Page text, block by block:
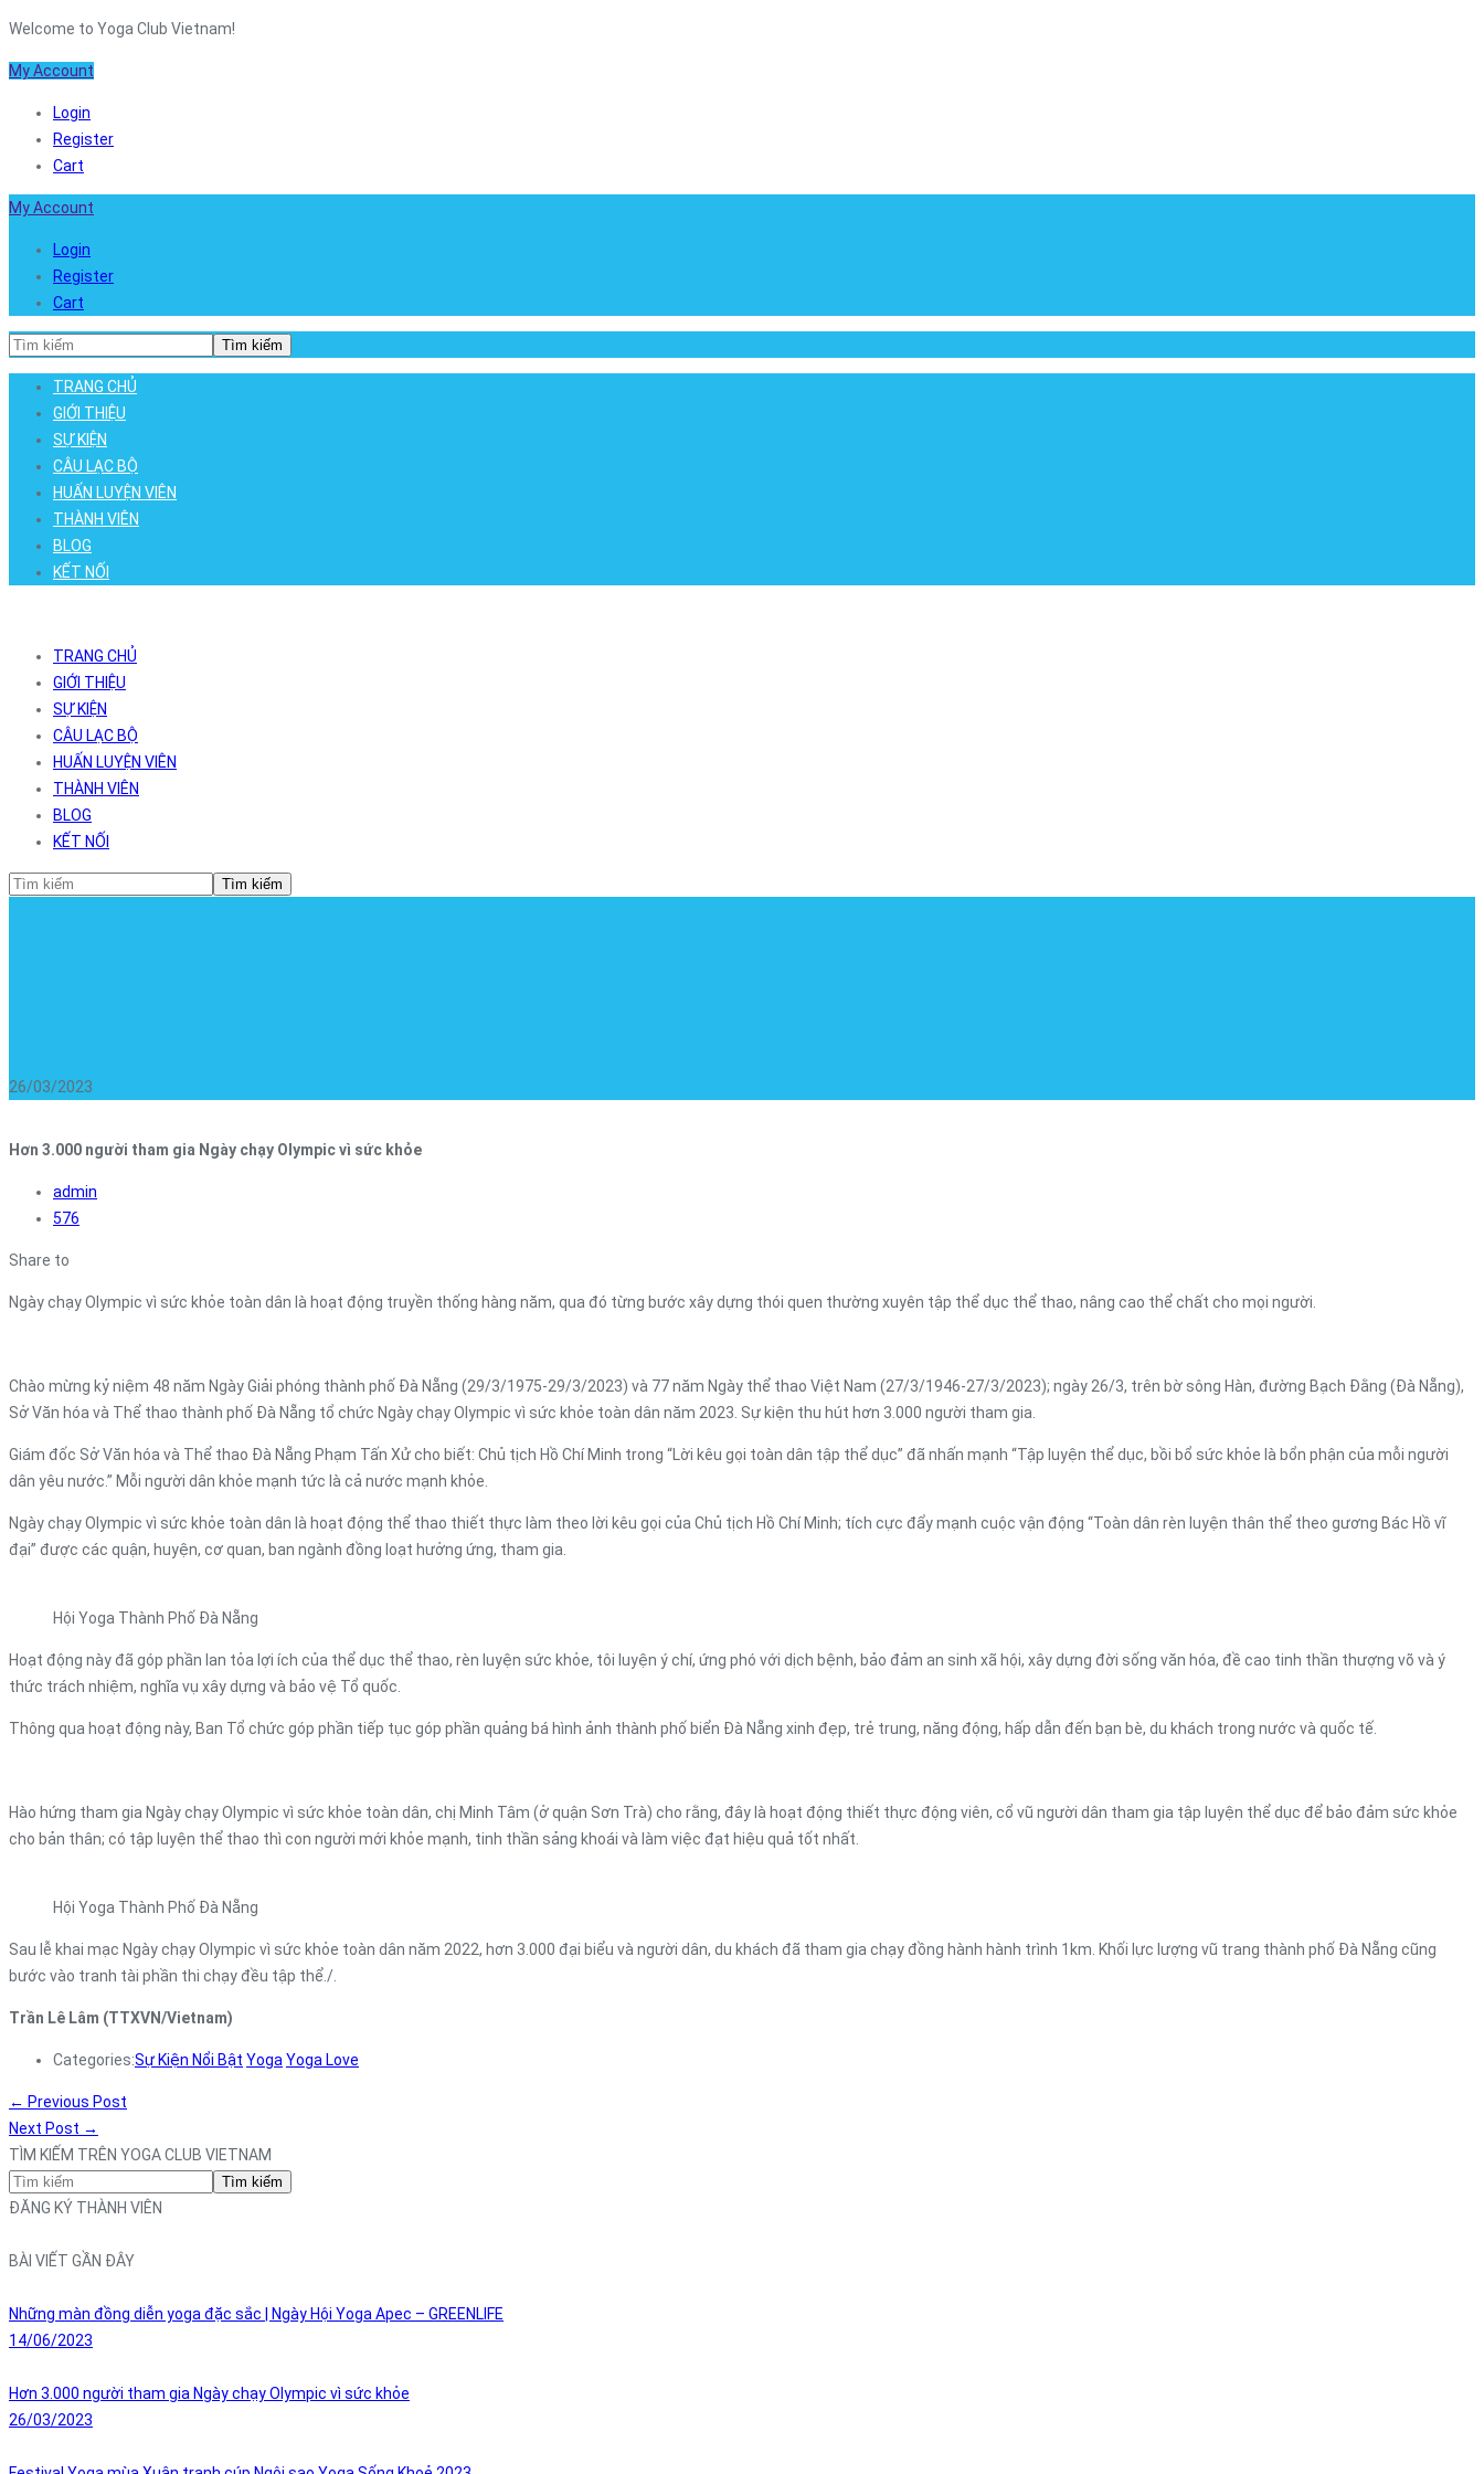
Welcome to Yoga Club Vietnam!
My Account
Login
Register
Cart
My Account
Login
Register
Cart
Tìm kiếm
TRANG CHỦ
GIỚI THIỆU
SỰ KIỆN
CÂU LẠC BỘ
HUẤN LUYỆN VIÊN
THÀNH VIÊN
BLOG
KẾT NỐI
TRANG CHỦ
GIỚI THIỆU
SỰ KIỆN
CÂU LẠC BỘ
HUẤN LUYỆN VIÊN
THÀNH VIÊN
BLOG
KẾT NỐI
Tìm kiếm
26/03/2023
Hơn 3.000 người tham gia Ngày chạy Olympic vì sức khỏe
admin
576
Share to
Ngày chạy Olympic vì sức khỏe toàn dân là hoạt động truyền thống hàng năm, qua đó từng bước xây dựng thói quen thường xuyên tập thể dục thể thao, nâng cao thể chất cho mọi người.
Chào mừng kỷ niệm 48 năm Ngày Giải phóng thành phố Đà Nẵng (29/3/1975-29/3/2023) và 77 năm Ngày thể thao Việt Nam (27/3/1946-27/3/2023); ngày 26/3, trên bờ sông Hàn, đường Bạch Đằng (Đà Nẵng),
Sở Văn hóa và Thể thao thành phố Đà Nẵng tổ chức Ngày chạy Olympic vì sức khỏe toàn dân năm 2023. Sự kiện thu hút hơn 3.000 người tham gia.
Giám đốc Sở Văn hóa và Thể thao Đà Nẵng Phạm Tấn Xử cho biết: Chủ tịch Hồ Chí Minh trong “Lời kêu gọi toàn dân tập thể dục” đã nhấn mạnh “Tập luyện thể dục, bồi bổ sức khỏe là bổn phận của mỗi người
dân yêu nước.” Mỗi người dân khỏe mạnh tức là cả nước mạnh khỏe.
Ngày chạy Olympic vì sức khỏe toàn dân là hoạt động thể thao thiết thực làm theo lời kêu gọi của Chủ tịch Hồ Chí Minh; tích cực đẩy mạnh cuộc vận động “Toàn dân rèn luyện thân thể theo gương Bác Hồ vĩ
đại” được các quận, huyện, cơ quan, ban ngành đồng loạt hưởng ứng, tham gia.
Hội Yoga Thành Phố Đà Nẵng
Hoạt động này đã góp phần lan tỏa lợi ích của thể dục thể thao, rèn luyện sức khỏe, tôi luyện ý chí, ứng phó với dịch bệnh, bảo đảm an sinh xã hội, xây dựng đời sống văn hóa, đề cao tinh thần thượng võ và ý
thức trách nhiệm, nghĩa vụ xây dựng và bảo vệ Tổ quốc.
Thông qua hoạt động này, Ban Tổ chức góp phần tiếp tục góp phần quảng bá hình ảnh thành phố biển Đà Nẵng xinh đẹp, trẻ trung, năng động, hấp dẫn đến bạn bè, du khách trong nước và quốc tế.
Hào hứng tham gia Ngày chạy Olympic vì sức khỏe toàn dân, chị Minh Tâm (ở quận Sơn Trà) cho rằng, đây là hoạt động thiết thực động viên, cổ vũ người dân tham gia tập luyện thể dục để bảo đảm sức khỏe
cho bản thân; có tập luyện thể thao thì con người mới khỏe mạnh, tinh thần sảng khoái và làm việc đạt hiệu quả tốt nhất.
Hội Yoga Thành Phố Đà Nẵng
Sau lễ khai mạc Ngày chạy Olympic vì sức khỏe toàn dân năm 2022, hơn 3.000 đại biểu và người dân, du khách đã tham gia chạy đồng hành hành trình 1km. Khối lực lượng vũ trang thành phố Đà Nẵng cũng
bước vào tranh tài phần thi chạy đều tập thể./.
Trần Lê Lâm (TTXVN/Vietnam)
Categories:Sự Kiện Nổi Bật YogaYoga Love
← Previous Post
Next Post →
TÌM KIẾM TRÊN YOGA CLUB VIETNAM
Tìm kiếm
ĐĂNG KÝ THÀNH VIÊN
BÀI VIẾT GẦN ĐÂY
Những màn đồng diễn yoga đặc sắc | Ngày Hội Yoga Apec – GREENLIFE
14/06/2023
Hơn 3.000 người tham gia Ngày chạy Olympic vì sức khỏe
26/03/2023